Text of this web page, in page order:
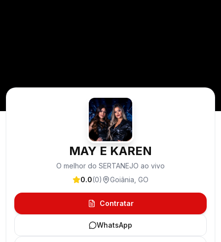
MAY E KAREN
O melhor do SERTANEJO ao vivo
0.0(0) Goiânia GO
Contratar
WhatsApp